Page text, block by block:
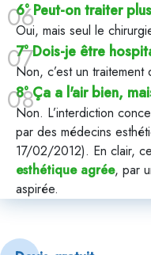
6° Peut-on traiter
Oui, mais seul le
7° Dois-je être
Non, c’est un traitement
8° Ça a l'air bien,
Non. L’interdiction
par des médecins
17/02/2012). En clair,
esthétique agrée, par
aspirée.